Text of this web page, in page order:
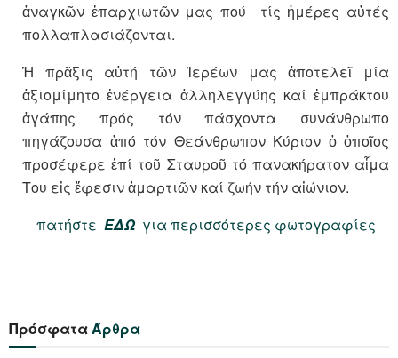
ἀναγκῶν ἐπαρχιωτῶν μας πού τίς ἡμέρες αὐτές
πολλαπλασιάζονται.
Ἡ πρᾶξις αὐτή τῶν Ἱερέων μας ἀποτελεῖ μία
ἀξιομίμητο ἐνέργεια ἀλληλεγγύης καί ἐμπράκτου
ἀγάπης πρός τόν πάσχοντα συνάνθρωπο
πηγάζουσα ἀπό τόν Θεάνθρωπον Κύριον ὁ ὁποῖος
προσέφερε ἐπί τοῦ Σταυροῦ τό πανακήρατον αἷμα
Του εἰς ἔφεσιν ἁμαρτιῶν καί ζωήν τήν αἰώνιον.
πατήστε ΕΔΩγια περισσότερες φωτογραφίες
ΠρόσφαταΆρθρα